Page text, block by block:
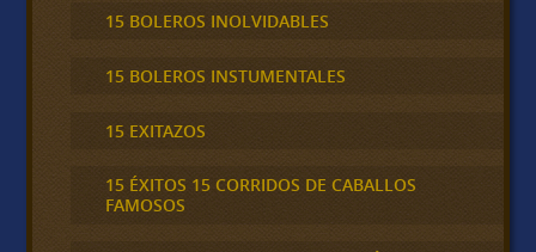
15 BOLEROS INOLVIDABLES
15 BOLEROS INSTUMENTALES
15 EXITAZOS
15 ÉXITOS 15 CORRIDOS DE CABALLOS
FAMOSOS